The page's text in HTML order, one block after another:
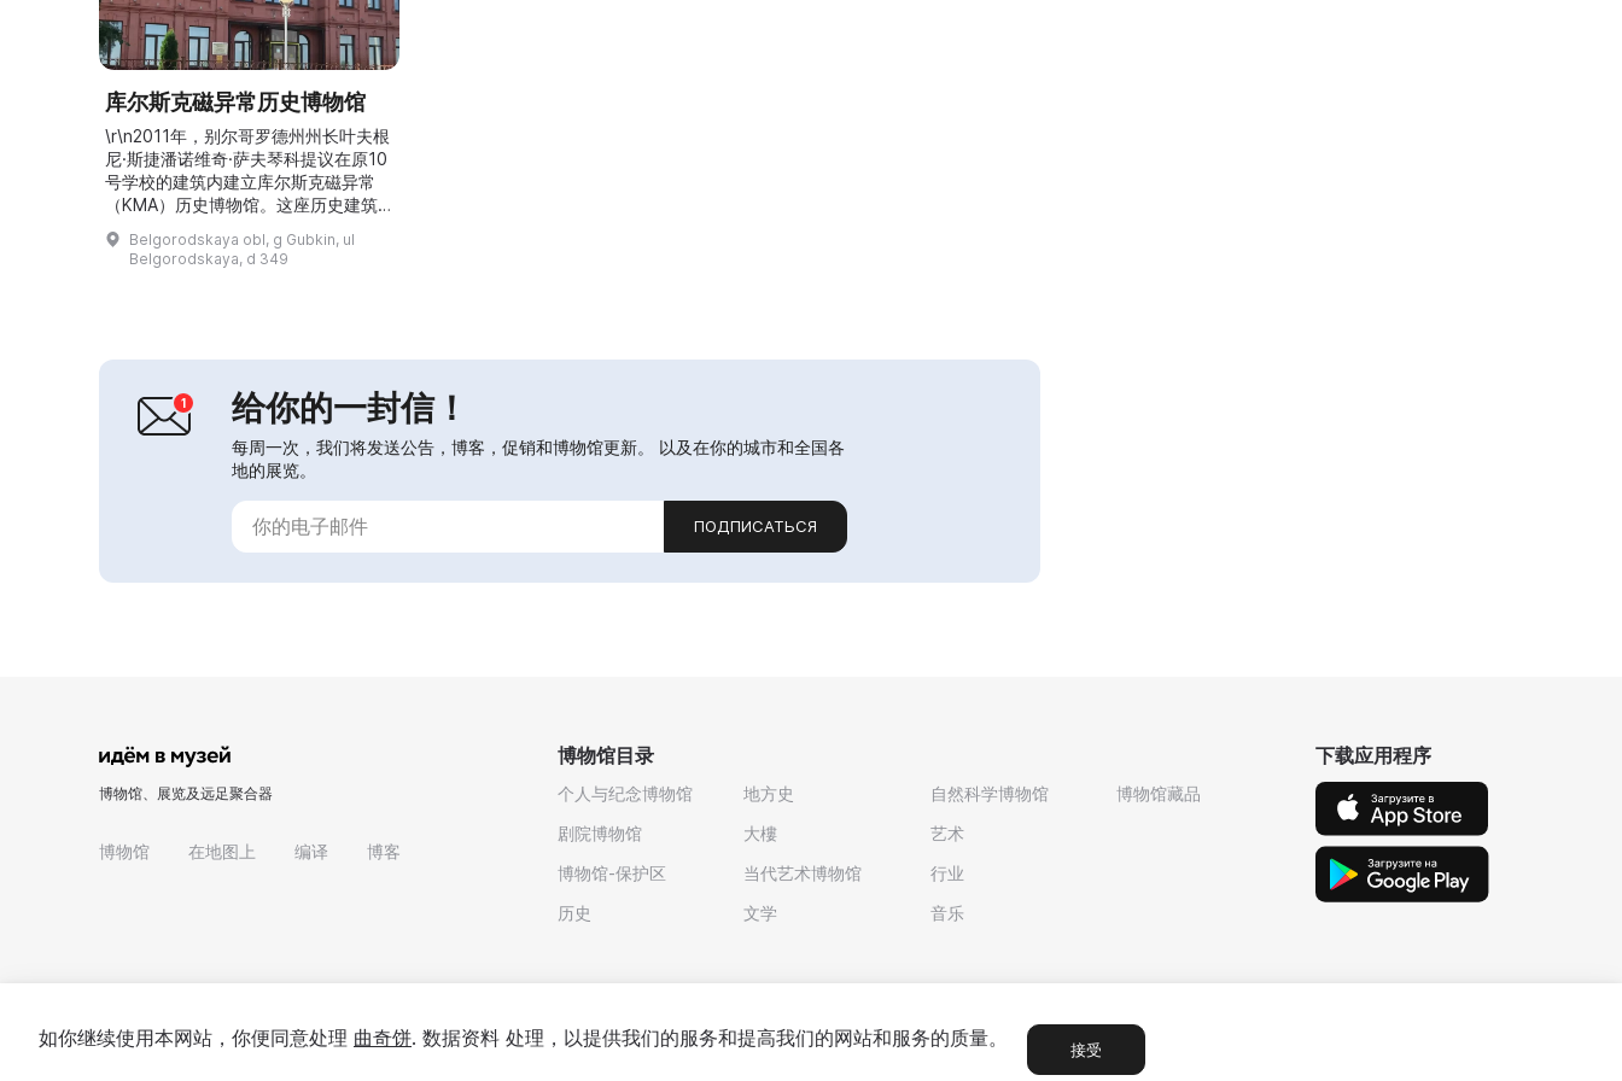
库尔斯克磁异常历史博物馆
\r\n2011年，别尔哥罗德州州长叶夫根
尼·斯捷潘诺维奇·萨夫琴科提议在原10
号学校的建筑内建立库尔斯克磁异常
（KMA）历史博物馆。这座历史建筑
具有重要的区域意义：2013年它迎来
了100周年。古布金市区政府以及矿业
企业——“KMAруда”联合厂、列别金
博物馆于2012年...
Belgorodskaya obl, g Gubkin, ul
Belgorodskaya, d 349
给你的一封信！
每周一次，我们将发送公告，博客，促销和博物馆更新。 以及在你的城市和全国各
地的展览。
ПОДПИСАТЬСЯ
博物馆、展览及远足聚合器
博物馆 在地图上 编译 博客
博物馆目录
个人与纪念博物馆
剧院博物馆
博物馆-保护区
历史
地方史
大樓
当代艺术博物馆
文学
自然科学博物馆
艺术
行业
音乐
博物馆藏品
下载应用程序
如你继续使用本网站，你便同意处理 曲奇饼. 数据资料 处理，以提供我们的服务和提高我们的网站和服务的质量。 接受